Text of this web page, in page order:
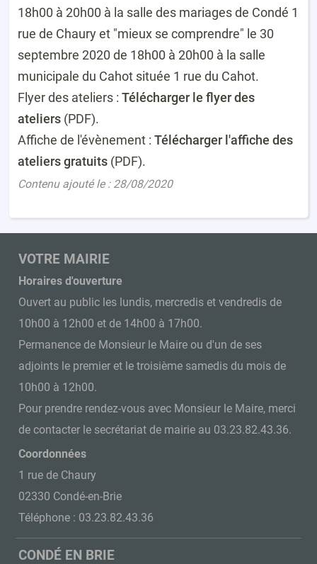
18h00 à 20h00 à la salle des mariages de Condé 1
rue de Chaury et "mieux se comprendre" le 30
septembre 2020 de 18h00 à 20h00 à la salle
municipale du Cahot située 1 rue du Cahot.
Flyer des ateliers : Télécharger le flyer des
ateliers (PDF).
Affiche de l'évènement : Télécharger l'affiche des
ateliers gratuits (PDF).
Contenu ajouté le : 28/08/2020
VOTRE MAIRIE
Horaires d'ouverture
Ouvert au public les lundis, mercredis et vendredis de
10h00 à 12h00 et de 14h00 à 17h00.
Permanence de Monsieur le Maire ou d'un de ses
adjoints le premier et le troisième samedis du mois de
10h00 à 12h00.
Pour prendre rendez-vous avec Monsieur le Maire, merci
de contacter le secrétariat de mairie au 03.23.82.43.36.
Coordonnées
1 rue de Chaury
02330 Condé-en-Brie
Téléphone : 03.23.82.43.36
CONDÉ EN BRIE